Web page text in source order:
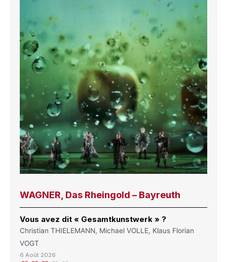
WAGNER, Das Rheingold – Bayreuth
Vous avez dit « Gesamtkunstwerk » ?
Christian THIELEMANN, Michael VOLLE, Klaus Florian
VOGT
6 Août 2026